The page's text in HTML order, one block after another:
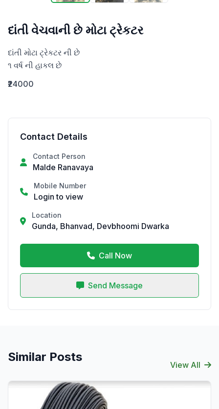
દાંતી વેચવાની છે મોટા ટ્રેકટર
દાંતી મોટા ટ્રેકટર ની છે
૧ વર્ષ ની હાકલ છે
₹24000
Contact Details
Contact Person
Malde Ranavaya
Mobile Number
Login to view
Location
Gunda, Bhanvad, Devbhoomi Dwarka
Call Now
Send Message
Similar Posts
View All